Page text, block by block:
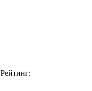
Рейтинг: